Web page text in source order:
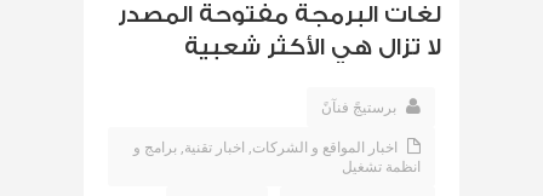
لغات البرمجة مفتوحة المصدر
لا تزال هي الأكثر شعبية
برستيجً فنآنً
اخبار المواقع و الشركات, اخبار تقنية, برامج و
انظمة تشغيل